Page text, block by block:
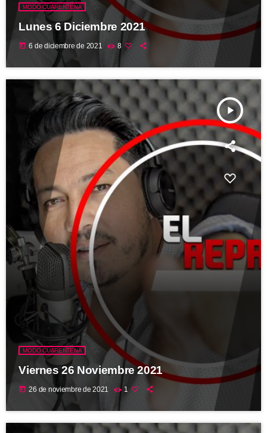
MODO CUARENTENA
Lunes 6 Diciembre 2021
today 6 de diciembre de 2021 8
play_arrow
MODO CUARENTENA
Viernes 26 Noviembre 2021
today 26 de noviembre de 2021 1